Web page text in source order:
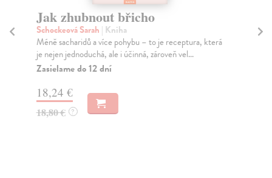
Jak zhubnout břicho
Schockeová Sarah | Kniha
Méně sacharidů a více pohybu – to je receptura, která
je nejen jednoduchá, ale i účinná, zároveň vel...
Zasielame do 12 dní
18,24 €
18,80 € ?